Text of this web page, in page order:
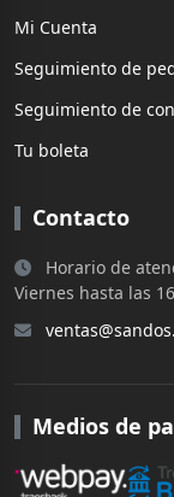
Mi Cuenta
Seguimiento de
Seguimiento de
Tu boleta
Contacto
Horario de
Viernes hasta las
Medios de